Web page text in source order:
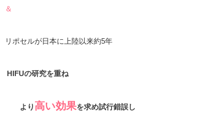
＆
リポセルが日本に上陸以来約5年
HIFUの研究を重ね
より 高い効果を求め試行錯誤し